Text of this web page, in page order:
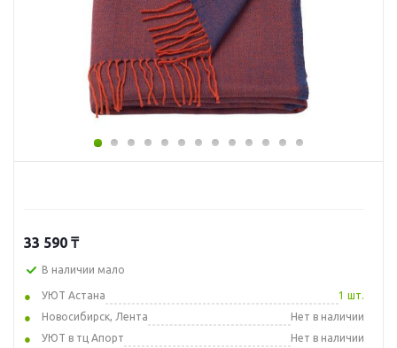
33 590 ₸
В наличии мало
УЮТ Астана
1 шт.
Новосибирск, Лента
Нет в наличии
УЮТ в тц Апорт
Нет в наличии